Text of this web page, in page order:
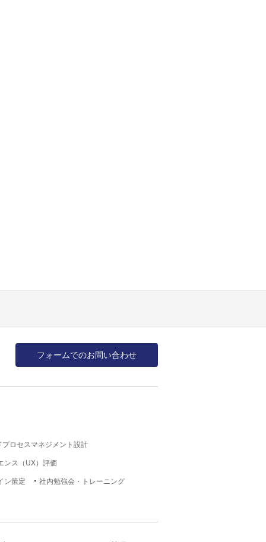
フォームでのお問い合わせ
プロセスマネジメント設計
ンス（UX）評価
ン策定 社内勉強会・トレーニング